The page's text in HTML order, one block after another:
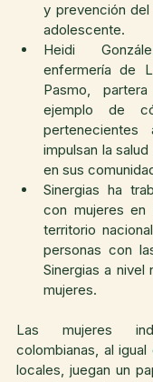
y prevención
adolescente.
Heidi
enfermería de
Pasmo,
ejemplo de
impulsan la
en sus
Sinergias ha
con mujeres en
territorio
personas con
Sinergias a nivel
mujeres.
Las mujeres
colombianas, al
locales, juegan un